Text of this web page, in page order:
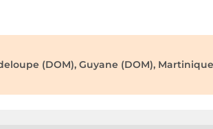
(DOM), Guyane (DOM),